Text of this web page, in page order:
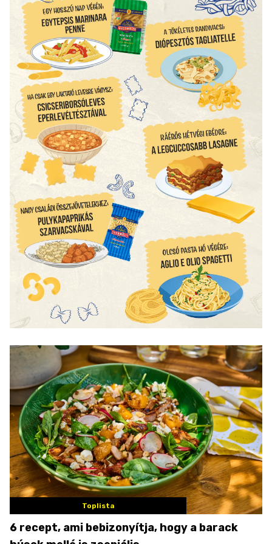
Toplista
6 recept, ami bebizonyítja, hogy a barack